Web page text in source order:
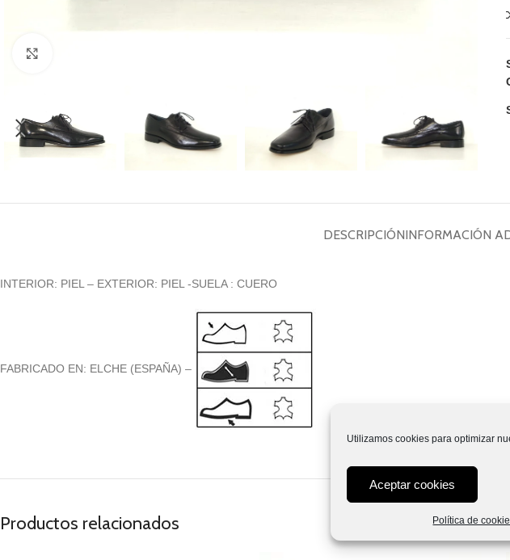
Utilizamos cookies para optimizar
Aceptar cookies
Política de
DESCRIPCIÓNINFORMACIÓN
INTERIOR: PIEL – EXTERIOR: PIEL -SUELA : CUERO
FABRICADO EN: ELCHE (ESPAÑA) –
Productos relacionados